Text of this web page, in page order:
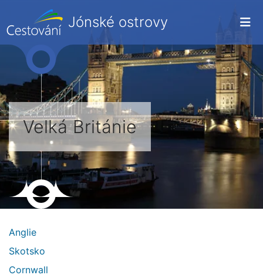
Jónské ostrovy
Velká Británie
Anglie
Skotsko
Cornwall